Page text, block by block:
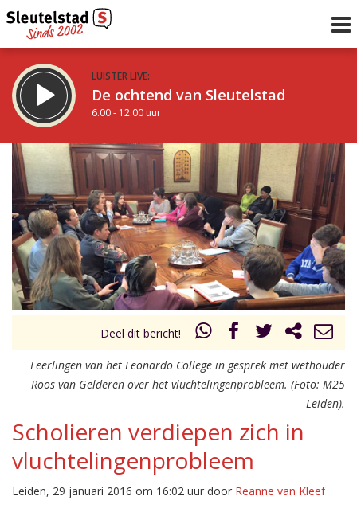
LUISTER LIVE:
De ochtend van Sleutelstad
6.00 - 12.00 uur
STRAKS:
De middag van Sleutelstad
12.00 - 18.00 uur
Vorig uur
uur 1 van 0 Volgend uur
Inklappen
Deel dit bericht!
Leerlingen van het Leonardo College in gesprek met wethouder
Roos van Gelderen over het vluchtelingenprobleem. (Foto: M25
Leiden).
Scholieren verdiepen zich in
vluchtelingenprobleem
Leiden, 29 januari 2016 om 16:02 uur door Reanne van Kleef